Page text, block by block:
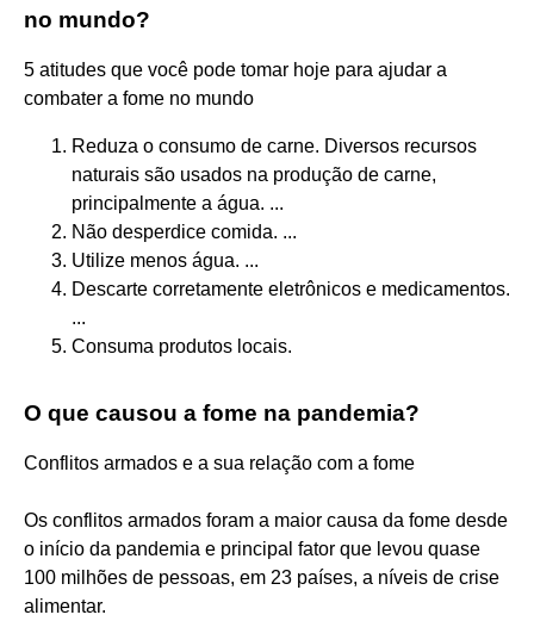
no mundo?
5 atitudes que você pode tomar hoje para ajudar a
combater a fome no mundo
Reduza o consumo de carne. Diversos recursos
naturais são usados ​na produção de carne,
principalmente a água. ...
Não desperdice comida. ...
Utilize menos água. ...
Descarte corretamente eletrônicos e medicamentos.
...
Consuma produtos locais.
O que causou a fome na pandemia?
Conflitos armados e a sua relação com a fome
Os conflitos armados foram a maior causa da fome desde
o início da pandemia e principal fator que levou quase
100 milhões de pessoas, em 23 países, a níveis de crise
alimentar.